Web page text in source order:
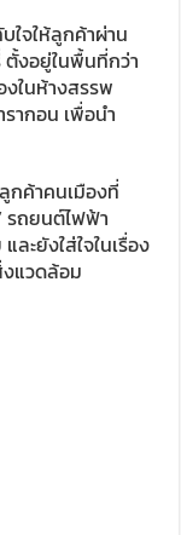
ใจให้ลูกค้าผ่าน
งอยู่ในพื้นที่กว่า
งในห้างสรรพ
ากอน เพื่อนำ
กค้าคนเมืองที่
รถยนต์ไฟฟ้า
ะยังใส่ใจในเรื่อง
แวดล้อม